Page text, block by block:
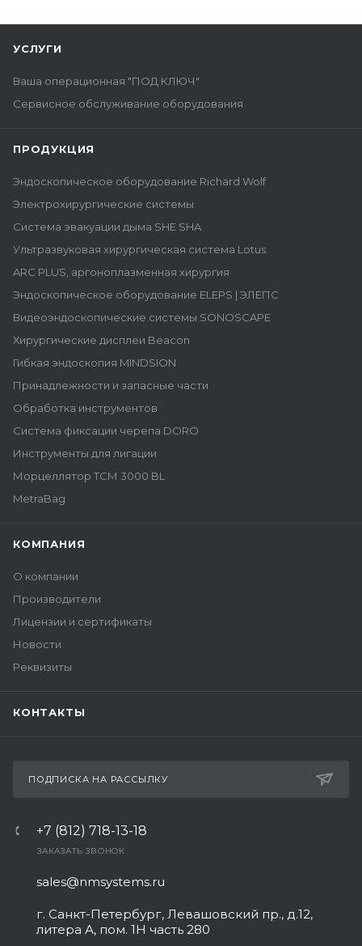
УСЛУГИ
Ваша операционная "ПОД КЛЮЧ"
Сервисное обслуживание оборудования
ПРОДУКЦИЯ
Эндоскопическое оборудование Richard Wolf
Электрохирургические системы
Система эвакуации дыма SHE SHA
Ультразвуковая хирургическая система Lotus
ARC PLUS, аргоноплазменная хирургия
Эндоскопическое оборудование ELEPS | ЭЛЕПС
Видеоэндоскопические системы SONOSCAPE
Хирургические дисплеи Beacon
Гибкая эндоскопия MINDSION
Принадлежности и запасные части
Обработка инструментов
Система фиксации черепа DORO
Инструменты для лигации
Морцеллятор ТСМ 3000 BL
MetraBag
КОМПАНИЯ
О компании
Производители
Лицензии и сертификаты
Новости
Реквизиты
КОНТАКТЫ
ПОДПИСКА НА РАССЫЛКУ
+7 (812) 718-13-18
ЗАКАЗАТЬ ЗВОНОК
sales@nmsystems.ru
г. Санкт-Петербург, Левашовский пр., д.12,
литера А, пом. 1Н часть 280